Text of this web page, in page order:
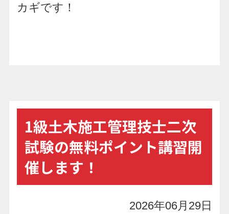
カギです！
1級土木施工管理技士二次
試験の無料ポイント講習開
催します！
2026年06月29日